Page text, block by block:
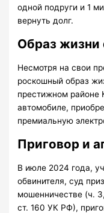
одной подруги и 1
вернуть долг.
Образ жизни
Несмотря на свои
роскошный образ
престижном районе
автомобиле,
премиальную
Приговор и
В июле 2024 года,
обвинителя, суд
мошенничестве (ч.
ст. 160 УК РФ),